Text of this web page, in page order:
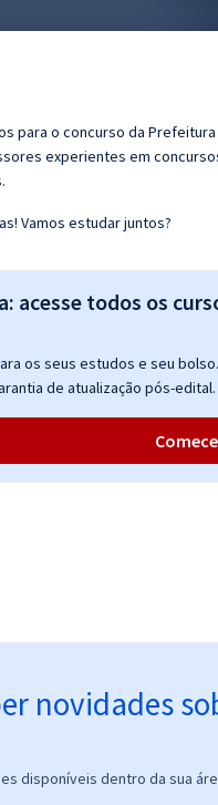
para o concurso da
experientes em
Vamos estudar juntos?
acesse todos os
os seus estudos e seu
de atualização pós-edital.
novidades
disponíveis dentro da sua